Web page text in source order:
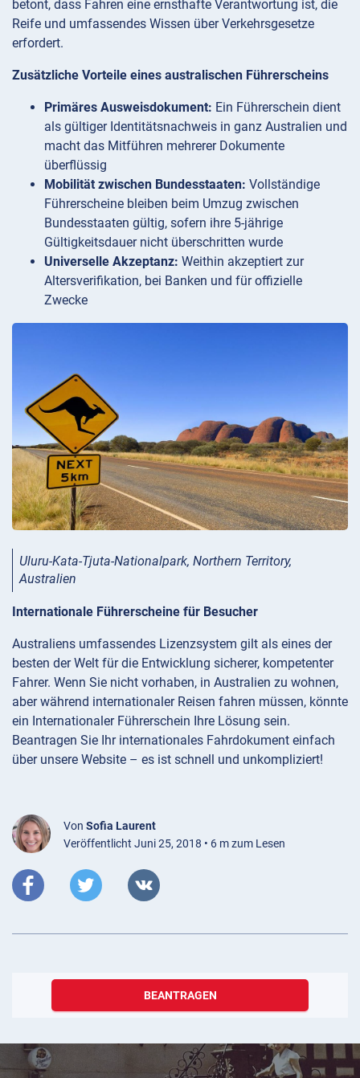
betont, dass Fahren eine ernsthafte Verantwortung ist, die
Reife und umfassendes Wissen über Verkehrsgesetze
erfordert.
Zusätzliche Vorteile eines australischen Führerscheins
Primäres Ausweisdokument: Ein Führerschein dient
als gültiger Identitätsnachweis in ganz Australien und
macht das Mitführen mehrerer Dokumente
überflüssig
Mobilität zwischen Bundesstaaten: Vollständige
Führerscheine bleiben beim Umzug zwischen
Bundesstaaten gültig, sofern ihre 5-jährige
Gültigkeitsdauer nicht überschritten wurde
Universelle Akzeptanz: Weithin akzeptiert zur
Altersverifikation, bei Banken und für offizielle
Zwecke
Uluru-Kata-Tjuta-Nationalpark, Northern Territory,
Australien
Internationale Führerscheine für Besucher
Australiens umfassendes Lizenzsystem gilt als eines der
besten der Welt für die Entwicklung sicherer, kompetenter
Fahrer. Wenn Sie nicht vorhaben, in Australien zu wohnen,
aber während internationaler Reisen fahren müssen, könnte
ein Internationaler Führerschein Ihre Lösung sein.
Beantragen Sie Ihr internationales Fahrdokument einfach
über unsere Website – es ist schnell und unkompliziert!
Von Sofia Laurent
Veröffentlicht Juni 25, 2018 • 6 m zum Lesen
BEANTRAGEN